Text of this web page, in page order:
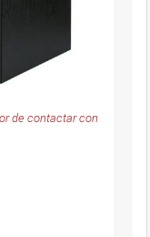
de contactar con